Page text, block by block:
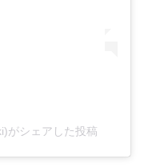
がシェアした投稿